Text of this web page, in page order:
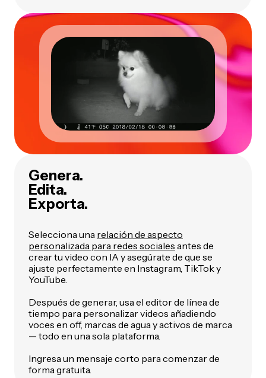
Genera.
Edita.
Exporta.
Selecciona una relación de aspecto
personalizada para redes sociales antes de
crear tu video con IA y asegúrate de que se
ajuste perfectamente en Instagram, TikTok y
YouTube.
Después de generar, usa el editor de línea de
tiempo para personalizar videos añadiendo
voces en off, marcas de agua y activos de marca
— todo en una sola plataforma.
Ingresa un mensaje corto para comenzar de
forma gratuita.